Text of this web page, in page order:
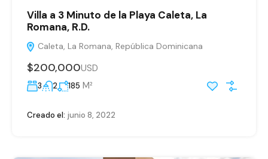
Villa a 3 Minuto de la Playa Caleta, La
Romana, R.D.
Caleta, La Romana, República Dominicana
$200,000USD
3 2 185 M²
Creado el: junio 8, 2022